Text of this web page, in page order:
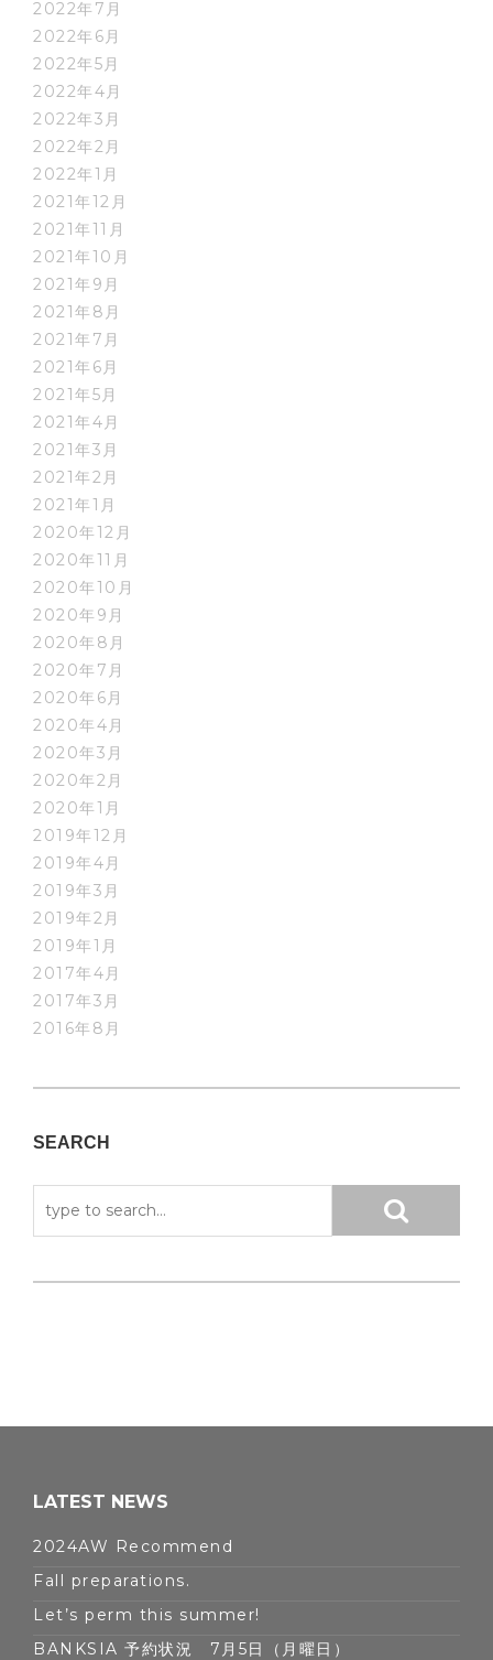
2022年7月
2022年6月
2022年5月
2022年4月
2022年3月
2022年2月
2022年1月
2021年12月
2021年11月
2021年10月
2021年9月
2021年8月
2021年7月
2021年6月
2021年5月
2021年4月
2021年3月
2021年2月
2021年1月
2020年12月
2020年11月
2020年10月
2020年9月
2020年8月
2020年7月
2020年6月
2020年4月
2020年3月
2020年2月
2020年1月
2019年12月
2019年4月
2019年3月
2019年2月
2019年1月
2017年4月
2017年3月
2016年8月
SEARCH
LATEST NEWS
2024AW Recommend
Fall preparations.
Let’s perm this summer!
BANKSIA 予約状況 7月5日（月曜日）